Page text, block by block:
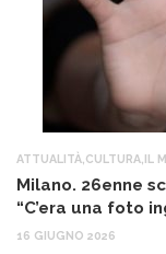
ATTUALITÀ CULTURA IL
Milano. 26enne
“C’era una foto
16 GIUGNO 2026